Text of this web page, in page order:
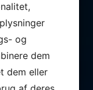
og
dem
dem eller